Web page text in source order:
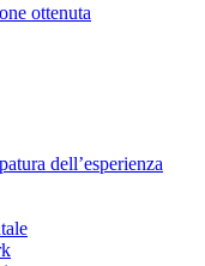
ottenuta
dell’esperienza